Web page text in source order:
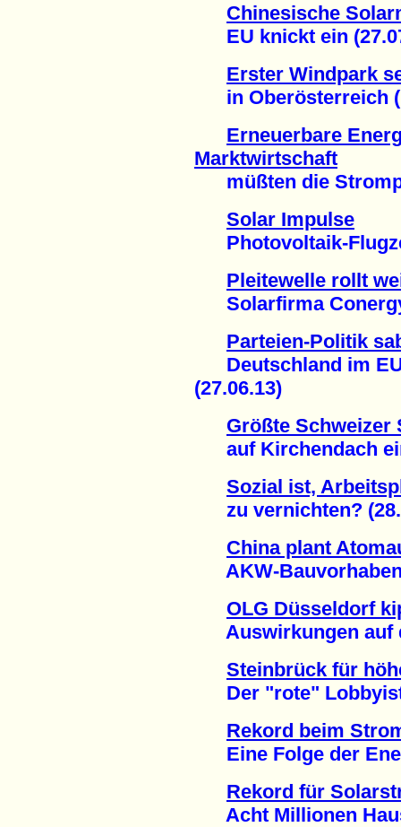
Chinesische
EU knickt ein
Erster Windpark
in Oberösterreich
Erneuerbare
Marktwirtschaft
müßten die
Solar Impulse
Photovoltaik-
Pleitewelle rollt
Solarfirma
Parteien-Politik
Deutschland im
(27.06.13)
Größte Schweizer
auf Kirchendach
Sozial ist,
zu vernichten?
China plant
AKW-Bauvorhaben
OLG Düsseldorf
Auswirkungen auf
Steinbrück für
Der "rote" Lobbyist
Rekord beim
Eine Folge der
Rekord für
Acht Millionen